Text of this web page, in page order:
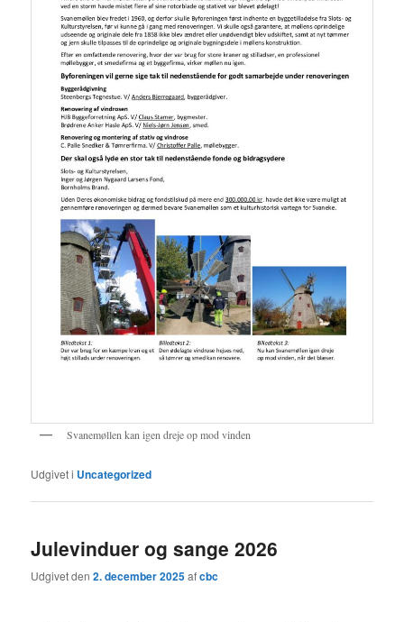
Svanemøllen kan igen dreje op mod vinden
Udgivet i Uncategorized
Julevinduer og sange 2026
Udgivet den2. december 2025afcbc